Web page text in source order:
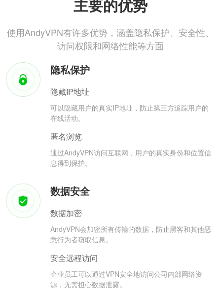
主要的优势
使用AndyVPN有许多优势，涵盖隐私保护、安全性、
访问权限和网络性能等方面
隐私保护
隐藏IP地址
可以隐藏用户的真实IP地址，防止第三方追踪用户的
在线活动。
匿名浏览
通过AndyVPN访问互联网，用户的真实身份和位置信
息得到保护。
数据安全
数据加密
AndyVPN会加密所有传输的数据，防止黑客和其他恶
意行为者窃取信息。
安全远程访问
企业员工可以通过VPN安全地访问公司内部网络资
源，无需担心数据泄露。